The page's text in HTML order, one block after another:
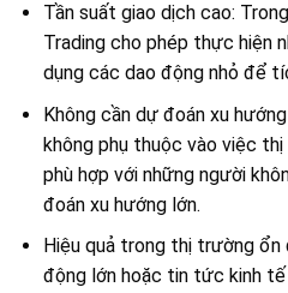
Tần suất giao dịch cao:
Trading cho phép thực hiện
dụng các dao động nhỏ để
Không cần dự đoán xu
không phụ thuộc vào việc
phù hợp với những người
đoán xu hướng lớn.
Hiệu quả trong thị trường ổn
động lớn hoặc tin tức kinh tế